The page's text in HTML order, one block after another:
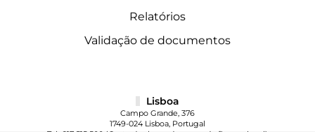
Relatórios
Validação de documentos
Lisboa
Campo Grande, 376
1749-024 Lisboa, Portugal